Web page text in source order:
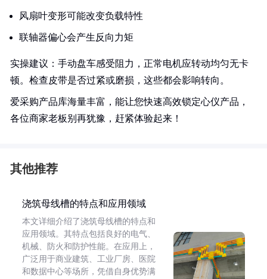
风扇叶变形可能改变负载特性
联轴器偏心会产生反向力矩
实操建议：手动盘车感受阻力，正常电机应转动均匀无卡
顿。检查皮带是否过紧或磨损，这些都会影响转向。
爱采购产品库海量丰富，能让您快速高效锁定心仪产品，
各位商家老板别再犹豫，赶紧体验起来！
其他推荐
浇筑母线槽的特点和应用领域
本文详细介绍了浇筑母线槽的特点和
应用领域。其特点包括良好的电气、
机械、防火和防护性能。在应用上，
广泛用于商业建筑、工业厂房、医院
和数据中心等场所，凭借自身优势满